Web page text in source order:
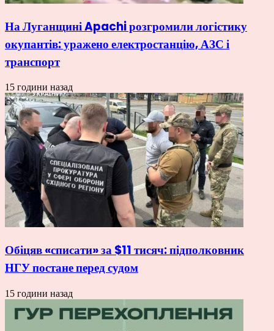
На Луганщині Apachi розгромили логістику
окупантів: уражено електростанцію, АЗС і
транспорт
15 години назад
Обіцяв «списати» за $11 тисяч: підполковник
НГУ постане перед судом
15 години назад